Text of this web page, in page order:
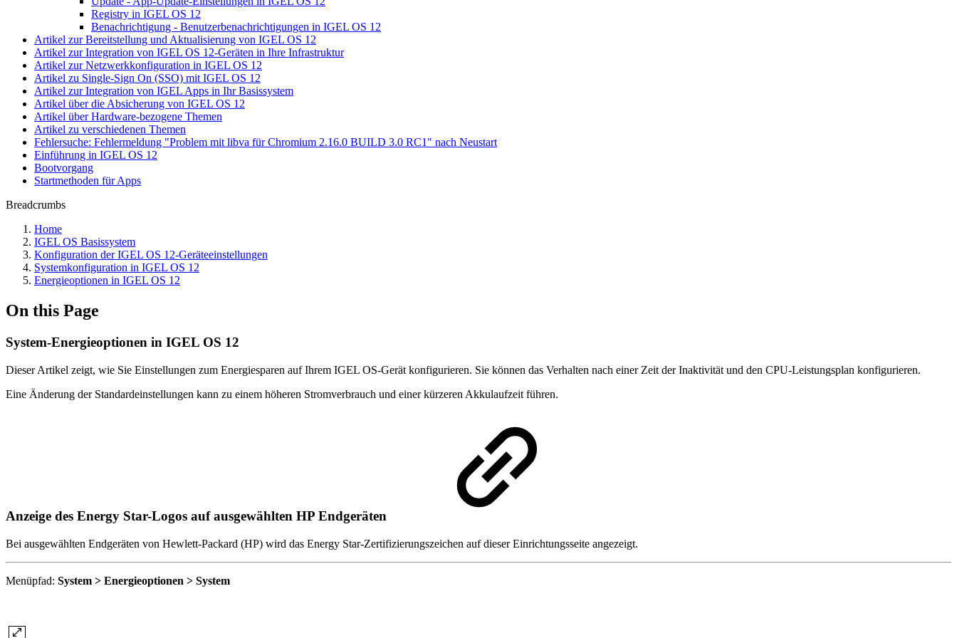
Registry in IGEL OS 12
Benachrichtigung - Benutzerbenachrichtigungen in IGEL OS 12
Artikel zur Bereitstellung und Aktualisierung von IGEL OS 12
Artikel zur Integration von IGEL OS 12-Geräten in Ihre Infrastruktur
Artikel zur Netzwerkkonfiguration in IGEL OS 12
Artikel zu Single-Sign On (SSO) mit IGEL OS 12
Artikel zur Integration von IGEL Apps in Ihr Basissystem
Artikel über die Absicherung von IGEL OS 12
Artikel über Hardware-bezogene Themen
Artikel zu verschiedenen Themen
Fehlersuche: Fehlermeldung "Problem mit libva für Chromium 2.16.0 BUILD 3.0 RC1" nach Neustart
Einführung in IGEL OS 12
Bootvorgang
Startmethoden für Apps
Breadcrumbs
Home
IGEL OS Basissystem
Konfiguration der IGEL OS 12-Geräteeinstellungen
Systemkonfiguration in IGEL OS 12
Energieoptionen in IGEL OS 12
On this Page
System-Energieoptionen in IGEL OS 12
Dieser Artikel zeigt, wie Sie Einstellungen zum Energiesparen auf Ihrem IGEL OS-Gerät konfigurieren. Sie können das Verhalten nach einer Zeit der Inaktivität und den CPU-Leistungsplan konfigurieren.
Eine Änderung der Standardeinstellungen kann zu einem höheren Stromverbrauch und einer kürzeren Akkulaufzeit führen.
Anzeige des Energy Star-Logos auf ausgewählten HP Endgeräten
Bei ausgewählten Endgeräten von Hewlett-Packard (HP) wird das Energy Star-Zertifizierungszeichen auf dieser Einrichtungsseite angezeigt.
Menüpfad: System > Energieoptionen > System